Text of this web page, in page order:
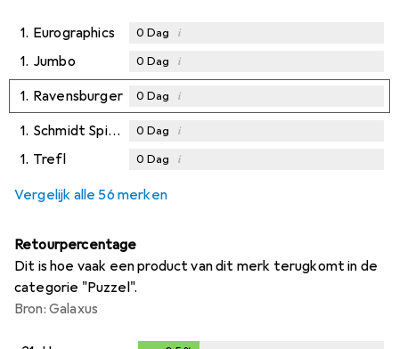
1. Eurographics 0 Dag i
1. Jumbo 0 Dag i
1. Ravensburger 0 Dag i
1. Schmidt Spiele 0 Dag i
1. Trefl 0 Dag i
Vergelijk alle 56 merken
Retourpercentage
Dit is hoe vaak een product van dit merk terugkomt in de
categorie "Puzzel".
Bron: Galaxus